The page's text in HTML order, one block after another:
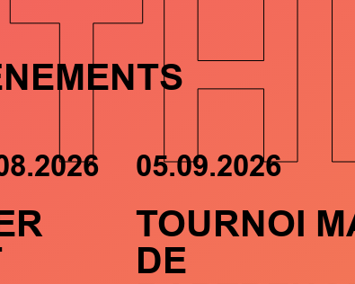
05.09.2026
TOURNOI
DE